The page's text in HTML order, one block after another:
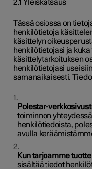
2.1 Yleiskatsaus
Tässä osiossa on
henkilötietoja
käsittelyn
henkilötietojasi ja
käsittelytarkoituksen
henkilötietojasi
samanaikaisesti.
Polestar-
toiminnon
henkilötiedoista,
avulla
Kun tarjoamme
sisältää tiedot